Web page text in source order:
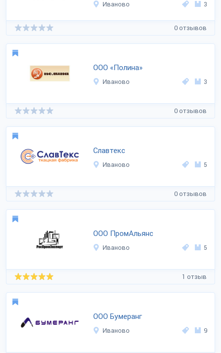
Иваново 3
0 отзывов
ООО «Полина»
Иваново 3
0 отзывов
Славтекс
Иваново 5
0 отзывов
ООО ПромАльянс
Иваново 5
1 отзыв
ООО Бумеранг
Иваново 9